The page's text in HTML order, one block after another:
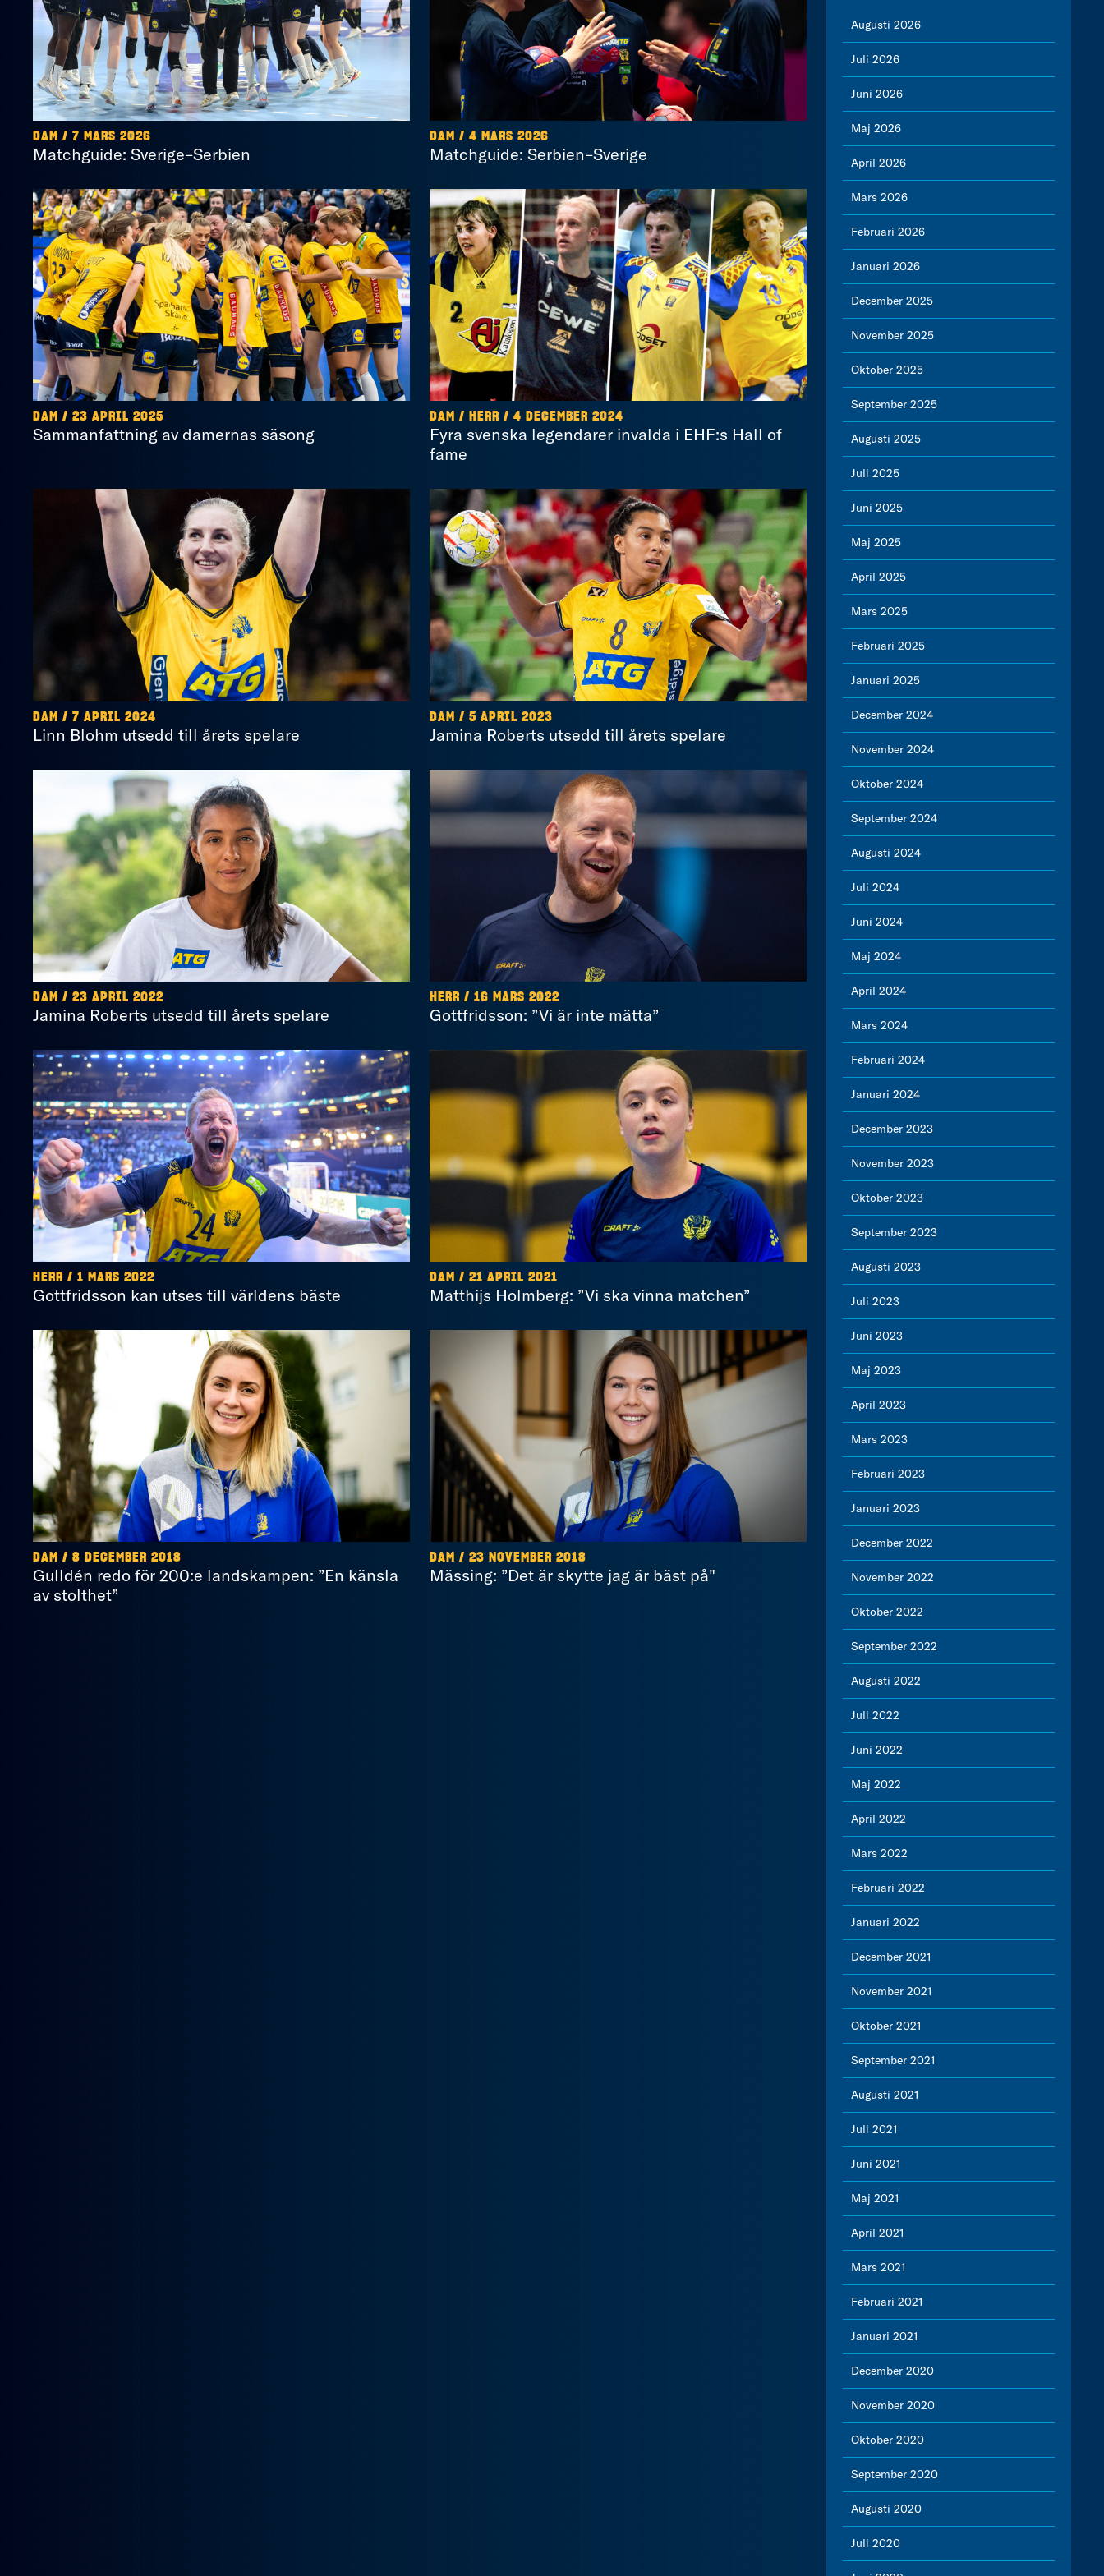
DAM / 7 MARS 2026
Matchguide: Sverige–Serbien
DAM / 4 MARS 2026
Matchguide: Serbien–Sverige
DAM / 23 APRIL 2025
Sammanfattning av damernas säsong
DAM / HERR / 4 DECEMBER 2024
Fyra svenska legendarer invalda i EHF:s Hall of
fame
DAM / 7 APRIL 2024
Linn Blohm utsedd till årets spelare
DAM / 5 APRIL 2023
Jamina Roberts utsedd till årets spelare
DAM / 23 APRIL 2022
Jamina Roberts utsedd till årets spelare
HERR / 16 MARS 2022
Gottfridsson: ”Vi är inte mätta”
HERR / 1 MARS 2022
Gottfridsson kan utses till världens bäste
DAM / 21 APRIL 2021
Matthijs Holmberg: ”Vi ska vinna matchen”
DAM / 8 DECEMBER 2018
Gulldén redo för 200:e landskampen: ”En känsla
av stolthet”
DAM / 23 NOVEMBER 2018
Mässing: ”Det är skytte jag är bäst på"
Augusti 2026
Juli 2026
Juni 2026
Maj 2026
April 2026
Mars 2026
Februari 2026
Januari 2026
December 2025
November 2025
Oktober 2025
September 2025
Augusti 2025
Juli 2025
Juni 2025
Maj 2025
April 2025
Mars 2025
Februari 2025
Januari 2025
December 2024
November 2024
Oktober 2024
September 2024
Augusti 2024
Juli 2024
Juni 2024
Maj 2024
April 2024
Mars 2024
Februari 2024
Januari 2024
December 2023
November 2023
Oktober 2023
September 2023
Augusti 2023
Juli 2023
Juni 2023
Maj 2023
April 2023
Mars 2023
Februari 2023
Januari 2023
December 2022
November 2022
Oktober 2022
September 2022
Augusti 2022
Juli 2022
Juni 2022
Maj 2022
April 2022
Mars 2022
Februari 2022
Januari 2022
December 2021
November 2021
Oktober 2021
September 2021
Augusti 2021
Juli 2021
Juni 2021
Maj 2021
April 2021
Mars 2021
Februari 2021
Januari 2021
December 2020
November 2020
Oktober 2020
September 2020
Augusti 2020
Juli 2020